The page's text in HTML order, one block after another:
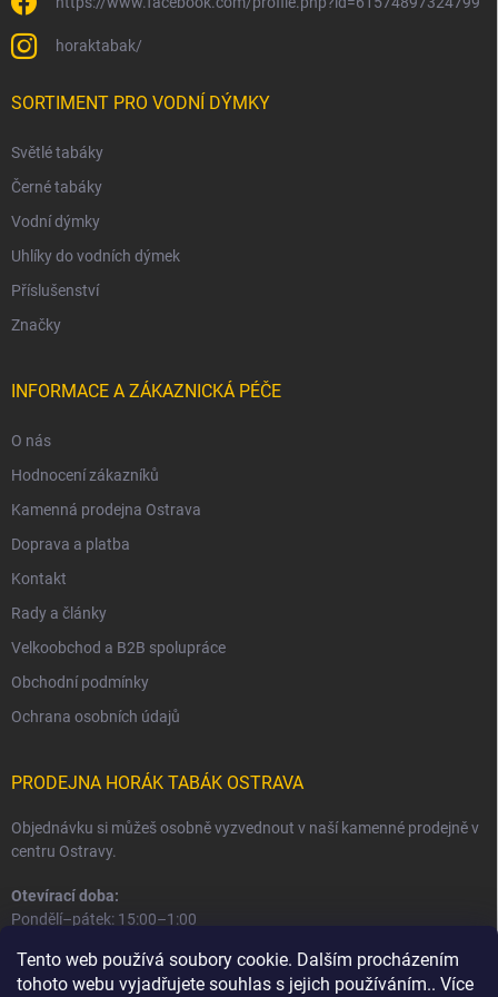
Tento web používá soubory cookie. Dalším procházením
tohoto webu vyjadřujete souhlas s jejich používáním.. Více
horaktabak/
SORTIMENT PRO VODNÍ DÝMKY
Světlé tabáky
Černé tabáky
Vodní dýmky
Uhlíky do vodních dýmek
Příslušenství
Značky
INFORMACE A ZÁKAZNICKÁ PÉČE
O nás
Hodnocení zákazníků
Kamenná prodejna Ostrava
Doprava a platba
Kontakt
Rady a články
Velkoobchod a B2B spolupráce
Obchodní podmínky
Ochrana osobních údajů
PRODEJNA HORÁK TABÁK OSTRAVA
Objednávku si můžeš osobně vyzvednout v naší kamenné prodejně v
centru Ostravy.
Otevírací doba:
Pondělí–pátek: 15:00–1:00
Informace o prodejně a osobním odběru